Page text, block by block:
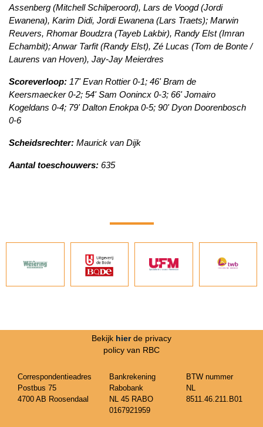
Assenberg (Mitchell Schilperoord), Lars de Voogd (Jordi
Ewanena), Karim Didi, Jordi Ewanena (Lars Traets); Marwin
Reuvers, Rhomar Boudzra (Tayeb Lakbir), Randy Elst (Imran
Echambit); Anwar Tarfit (Randy Elst), Zé Lucas (Tom de Bonte /
Laurens van Hoven), Jay-Jay Meierdres
Scoreverloop: 17' Evan Rottier 0-1; 46' Bram de
Keersmaecker 0-2; 54' Sam Oonincx 0-3; 66' Jomairo
Kogeldans 0-4; 79' Dalton Enokpa 0-5; 90' Dyon Doorenbosch
0-6
Scheidsrechter: Maurick van Dijk
Aantal toeschouwers: 635
Bekijk hier de privacy
policy van RBC
Correspondentieadres
Postbus 75
4700 AB Roosendaal
Bankrekening
Rabobank
NL 45 RABO
0167921959
BTW nummer
NL
8511.46.211.B01